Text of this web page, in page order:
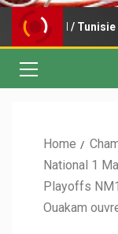
/ Tunisie :
Home
National 1
Playoffs
Ouakam